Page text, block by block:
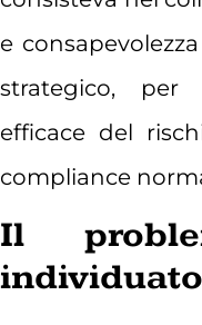
e
strategico, per
efficace del
compliance
Il
individuato